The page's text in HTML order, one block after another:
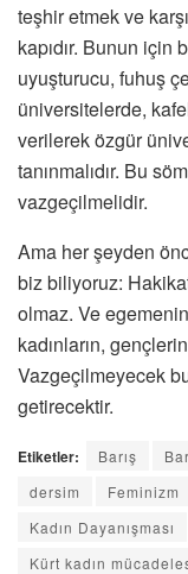
teşhir etmek ve
kapıdır. Bunun
uyuşturucu, fuhuş
üniversitelerde,
verilerek özgür
tanınmalıdır. Bu
vazgeçilmelidir.
Ama her şeyden
biz biliyoruz:
olmaz. Ve
kadınların,
Vazgeçilmeyecek
getirecektir.
Etiketler: Barış
dersim
Feminizm
Kadın Dayanışması
Kürt kadın